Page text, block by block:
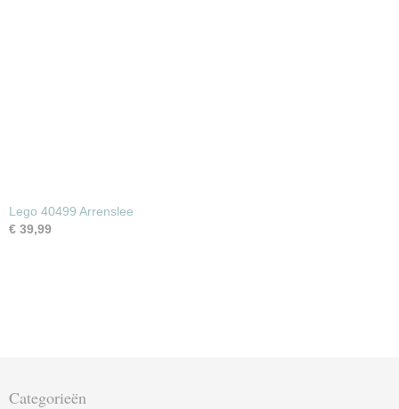
Lego 40499 Arrenslee
€ 39,99
Categorieën